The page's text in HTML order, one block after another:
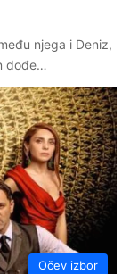
njega i Deniz,
dođe…
Očev izbor